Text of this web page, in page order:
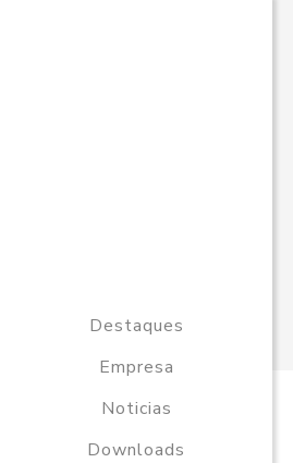
Destaques
Empresa
Noticias
Downloads